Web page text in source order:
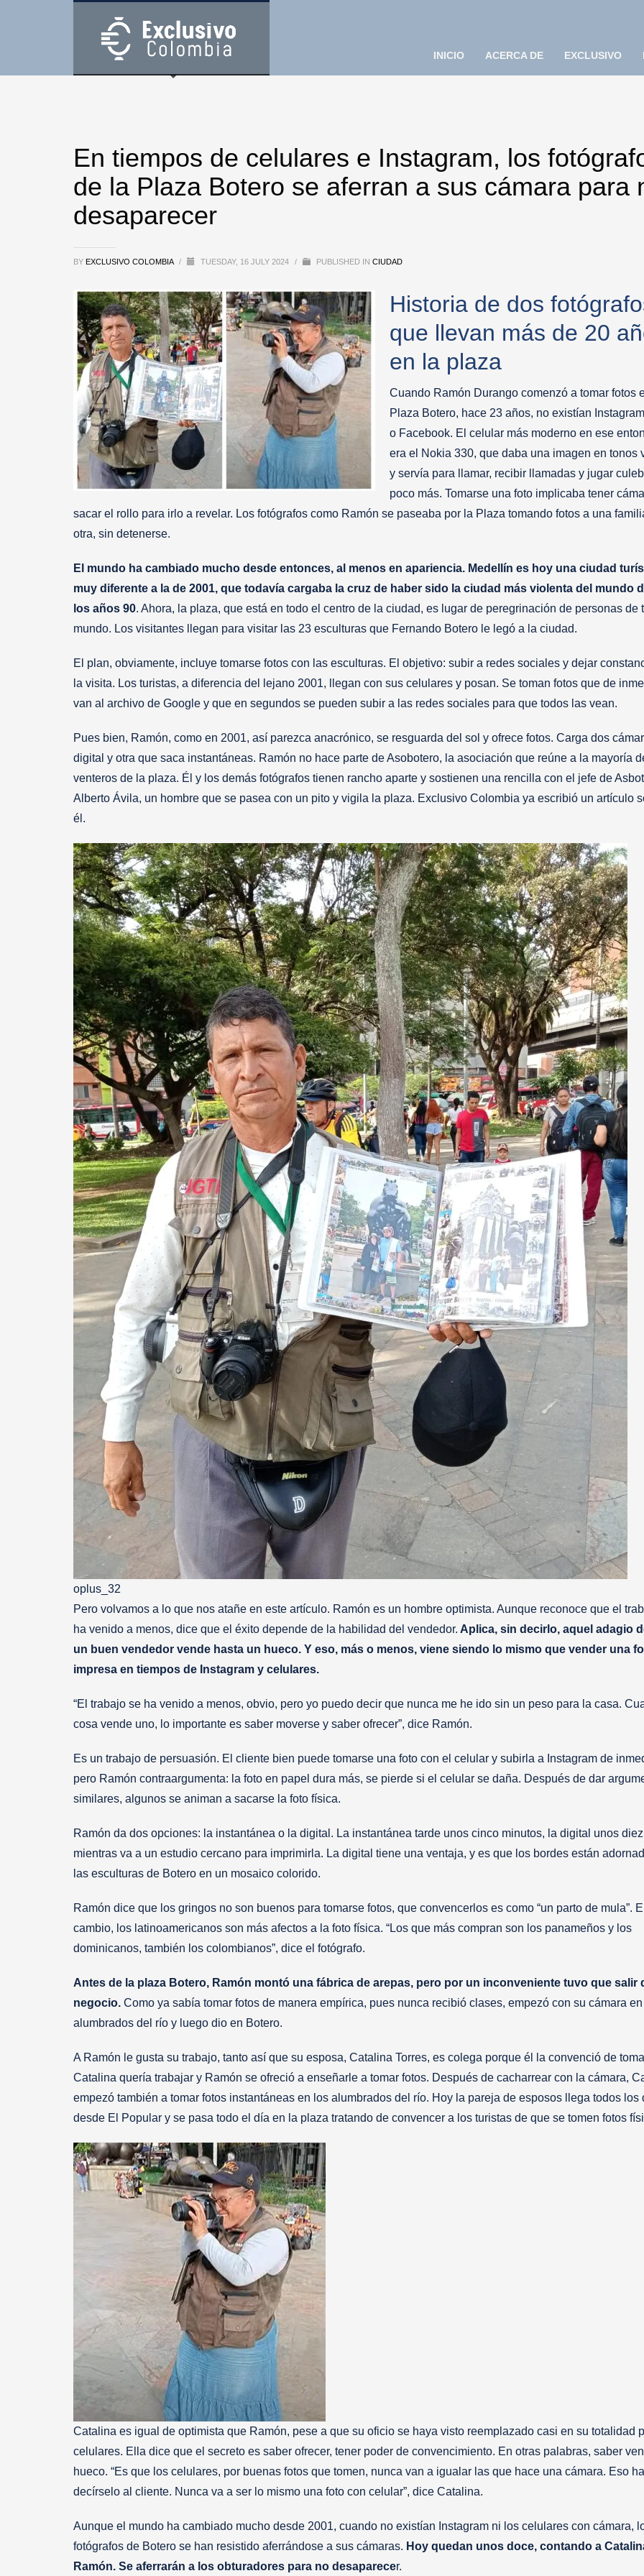
INICIO ACERCA DE EXCLUSIVO
En tiempos de celulares e Instagram, los
de la Plaza Botero se aferran a sus cámara para
desaparecer
BY EXCLUSIVO COLOMBIA / TUESDAY, 16 JULY 2024 / PUBLISHED IN CIUDAD
Historia de dos
que llevan más de 20
en la plaza
Cuando Ramón Durango comenzó a tomar fotos
Plaza Botero, hace 23 años, no existían
o Facebook. El celular más moderno en ese
era el Nokia 330, que daba una imagen en tonos
y servía para llamar, recibir llamadas y jugar
poco más. Tomarse una foto implicaba tener
sacar el rollo para irlo a revelar. Los fotógrafos como Ramón se paseaba por la Plaza tomando fotos a una
otra, sin detenerse.
El mundo ha cambiado mucho desde entonces, al menos en apariencia. Medellín es hoy una ciudad
muy diferente a la de 2001, que todavía cargaba la cruz de haber sido la ciudad más violenta del mundo
los años 90. Ahora, la plaza, que está en todo el centro de la ciudad, es lugar de peregrinación de personas de
mundo. Los visitantes llegan para visitar las 23 esculturas que Fernando Botero le legó a la ciudad.
El plan, obviamente, incluye tomarse fotos con las esculturas. El objetivo: subir a redes sociales y dejar
la visita. Los turistas, a diferencia del lejano 2001, llegan con sus celulares y posan. Se toman fotos que de
van al archivo de Google y que en segundos se pueden subir a las redes sociales para que todos las vean.
Pues bien, Ramón, como en 2001, así parezca anacrónico, se resguarda del sol y ofrece fotos. Carga dos
digital y otra que saca instantáneas. Ramón no hace parte de Asobotero, la asociación que reúne a la mayoría
venteros de la plaza. Él y los demás fotógrafos tienen rancho aparte y sostienen una rencilla con el jefe de
Alberto Ávila, un hombre que se pasea con un pito y vigila la plaza. Exclusivo Colombia ya escribió un artículo
él.
oplus_32
Pero volvamos a lo que nos atañe en este artículo. Ramón es un hombre optimista. Aunque reconoce que el
ha venido a menos, dice que el éxito depende de la habilidad del vendedor. Aplica, sin decirlo, aquel adagio
un buen vendedor vende hasta un hueco. Y eso, más o menos, viene siendo lo mismo que vender una
impresa en tiempos de Instagram y celulares.
“El trabajo se ha venido a menos, obvio, pero yo puedo decir que nunca me he ido sin un peso para la casa.
cosa vende uno, lo importante es saber moverse y saber ofrecer”, dice Ramón.
Es un trabajo de persuasión. El cliente bien puede tomarse una foto con el celular y subirla a Instagram de
pero Ramón contraargumenta: la foto en papel dura más, se pierde si el celular se daña. Después de dar
similares, algunos se animan a sacarse la foto física.
Ramón da dos opciones: la instantánea o la digital. La instantánea tarde unos cinco minutos, la digital unos diez
mientras va a un estudio cercano para imprimirla. La digital tiene una ventaja, y es que los bordes están
las esculturas de Botero en un mosaico colorido.
Ramón dice que los gringos no son buenos para tomarse fotos, que convencerlos es como “un parto de mula”.
cambio, los latinoamericanos son más afectos a la foto física. “Los que más compran son los panameños y los
dominicanos, también los colombianos”, dice el fotógrafo.
Antes de la plaza Botero, Ramón montó una fábrica de arepas, pero por un inconveniente tuvo que salir
negocio. Como ya sabía tomar fotos de manera empírica, pues nunca recibió clases, empezó con su cámara
alumbrados del río y luego dio en Botero.
A Ramón le gusta su trabajo, tanto así que su esposa, Catalina Torres, es colega porque él la convenció de
Catalina quería trabajar y Ramón se ofreció a enseñarle a tomar fotos. Después de cacharrear con la cámara,
empezó también a tomar fotos instantáneas en los alumbrados del río. Hoy la pareja de esposos llega todos los
desde El Popular y se pasa todo el día en la plaza tratando de convencer a los turistas de que se tomen fotos
Catalina es igual de optimista que Ramón, pese a que su oficio se haya visto reemplazado casi en su totalidad
celulares. Ella dice que el secreto es saber ofrecer, tener poder de convencimiento. En otras palabras, saber
hueco. “Es que los celulares, por buenas fotos que tomen, nunca van a igualar las que hace una cámara. Eso
decírselo al cliente. Nunca va a ser lo mismo una foto con celular”, dice Catalina.
Aunque el mundo ha cambiado mucho desde 2001, cuando no existían Instagram ni los celulares con cámara,
fotógrafos de Botero se han resistido aferrándose a sus cámaras. Hoy quedan unos doce, contando a
Ramón. Se aferrarán a los obturadores para no desaparecer.